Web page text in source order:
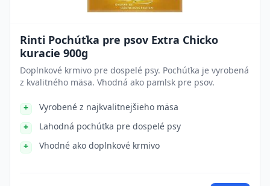
Rinti Pochúťka pre psov Extra Chicko
kuracie 900g
Doplnkové krmivo pre dospelé psy. Pochúťka je vyrobená
z kvalitného mäsa. Vhodná ako pamlsk pre psov.
Vyrobené z najkvalitnejšieho mäsa
Lahodná pochúťka pre dospelé psy
Vhodné ako doplnkové krmivo